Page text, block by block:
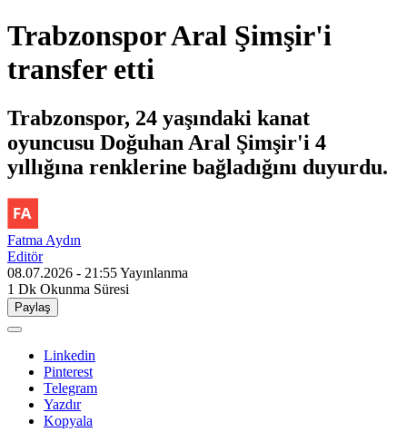
Trabzonspor Aral Şimşir'i
transfer etti
Trabzonspor, 24 yaşındaki kanat
oyuncusu Doğuhan Aral Şimşir'i 4
yıllığına renklerine bağladığını duyurdu.
Fatma Aydın
Editör
08.07.2026 - 21:55Yayınlanma
1 Dk Okunma Süresi
Paylaş
Linkedin
Pinterest
Telegram
Yazdır
Kopyala